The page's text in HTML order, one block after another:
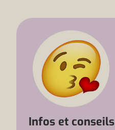
Infos et conseils